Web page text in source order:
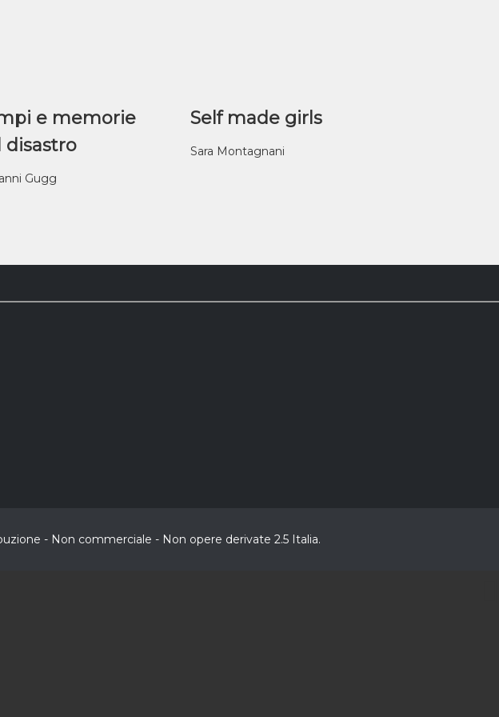
e memorie
disastro
Gugg
Self made girls
Sara Montagnani
- Non commerciale - Non opere derivate 2.5 Italia.